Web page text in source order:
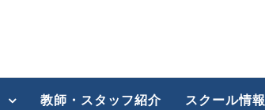
教師・スタッフ紹介 スクール情報